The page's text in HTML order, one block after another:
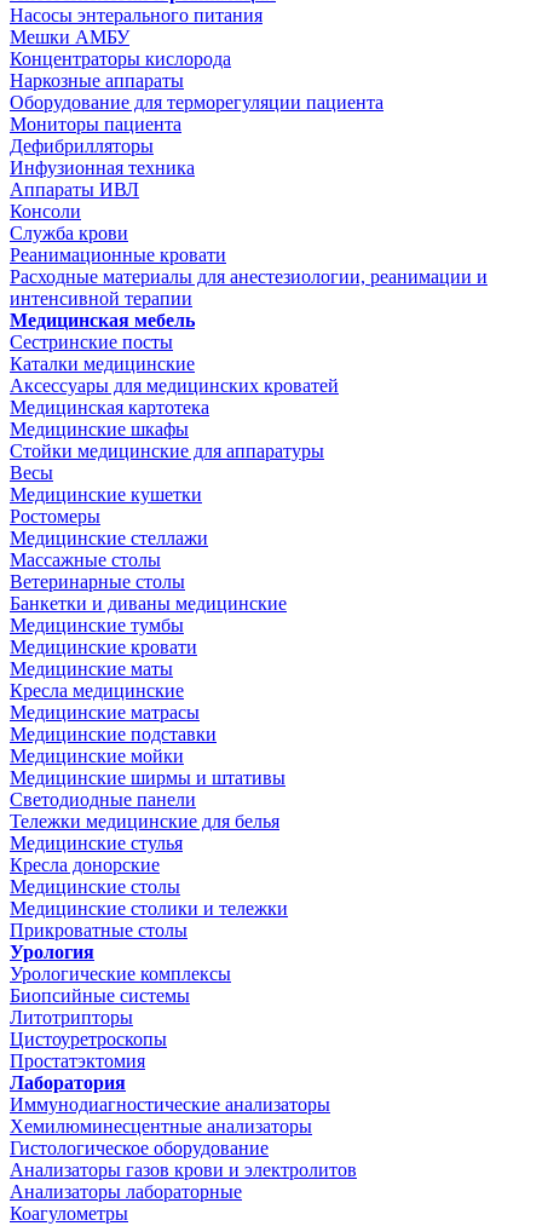
Насосы энтерального питания
Мешки АМБУ
Концентраторы кислорода
Наркозные аппараты
Оборудование для терморегуляции пациента
Мониторы пациента
Дефибрилляторы
Инфузионная техника
Аппараты ИВЛ
Консоли
Служба крови
Реанимационные кровати
Расходные материалы для анестезиологии, реанимации и
интенсивной терапии
Медицинская мебель
Сестринские посты
Каталки медицинские
Аксессуары для медицинских кроватей
Медицинская картотека
Медицинские шкафы
Стойки медицинские для аппаратуры
Весы
Медицинские кушетки
Ростомеры
Медицинские стеллажи
Массажные столы
Ветеринарные столы
Банкетки и диваны медицинские
Медицинские тумбы
Медицинские кровати
Медицинские маты
Кресла медицинские
Медицинские матрасы
Медицинские подставки
Медицинские мойки
Медицинские ширмы и штативы
Светодиодные панели
Тележки медицинские для белья
Медицинские стулья
Кресла донорские
Медицинские столы
Медицинские столики и тележки
Прикроватные столы
Урология
Урологические комплексы
Биопсийные системы
Литотрипторы
Цистоуретроскопы
Простатэктомия
Лаборатория
Иммунодиагностические анализаторы
Хемилюминесцентные анализаторы
Гистологическое оборудование
Анализаторы газов крови и электролитов
Анализаторы лабораторные
Коагулометры